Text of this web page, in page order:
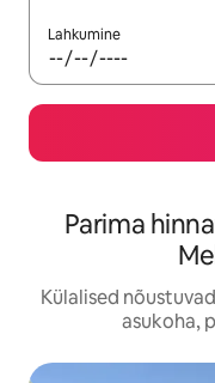
Lahkumine
Parima
Külalised
asukoha,